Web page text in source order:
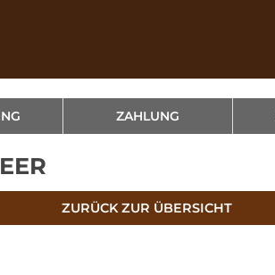
ZAHLUNG
ZURÜCK ZUR ÜBERSICHT